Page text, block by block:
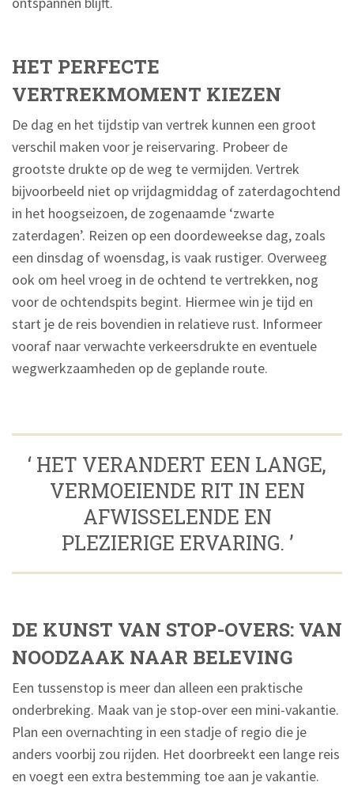
HET PERFECTE
VERTREKMOMENT KIEZEN
De dag en het tijdstip van vertrek kunnen een groot
verschil maken voor je reiservaring. Probeer de
grootste drukte op de weg te vermijden. Vertrek
bijvoorbeeld niet op vrijdagmiddag of zaterdagochtend
in het hoogseizoen, de zogenaamde ‘zwarte
zaterdagen’. Reizen op een doordeweekse dag, zoals
een dinsdag of woensdag, is vaak rustiger. Overweeg
ook om heel vroeg in de ochtend te vertrekken, nog
voor de ochtendspits begint. Hiermee win je tijd en
start je de reis bovendien in relatieve rust. Informeer
vooraf naar verwachte verkeersdrukte en eventuele
wegwerkzaamheden op de geplande route.
‘ HET VERANDERT EEN LANGE,
VERMOEIENDE RIT IN EEN
AFWISSELENDE EN
PLEZIERIGE ERVARING. ’
DE KUNST VAN STOP-OVERS: VAN
NOODZAAK NAAR BELEVING
Een tussenstop is meer dan alleen een praktische
onderbreking. Maak van je stop-over een mini-vakantie.
Plan een overnachting in een stadje of regio die je
anders voorbij zou rijden. Het doorbreekt een lange reis
en voegt een extra bestemming toe aan je vakantie.